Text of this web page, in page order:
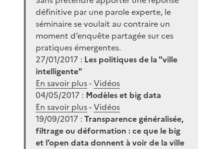
définitive par une parole experte, le
séminaire se voulait au contraire un
moment d’enquête partagée sur ces
pratiques émergentes.
27/01/2017 : Les politiques de la "ville
intelligente"
En savoir plus-Vidéos
04/05/2017 : Modèles et big data
En savoir plus-Vidéos
19/09/2017 : Transparence généralisée,
filtrage ou déformation : ce que le big
et l’open data donnent à voir de la ville